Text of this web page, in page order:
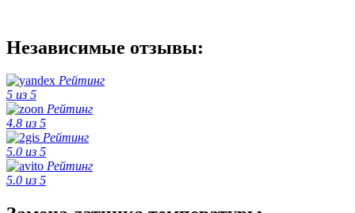
Независимые отзывы:
Рейтинг
5 из 5
Рейтинг
4.8 из 5
Рейтинг
5.0 из 5
Рейтинг
5.0 из 5